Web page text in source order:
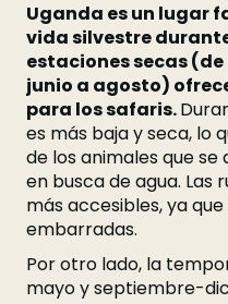
Uganda es un lugar
vida silvestre
estaciones secas
junio a agosto)
para los safaris.
es más baja y seca, lo
de los animales que
en busca de agua. Las
más accesibles, ya
embarradas.
Por otro lado, la
mayo y septiembre-